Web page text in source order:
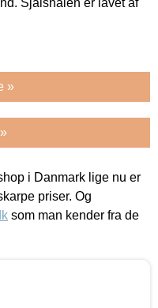
»
i Danmark lige nu er
priser. Og
som man kender fra de